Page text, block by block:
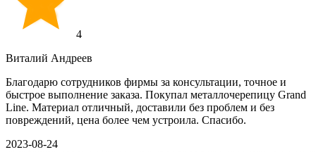
4
Виталий Андреев
Благодарю сотрудников фирмы за консультации, точное и
быстрое выполнение заказа. Покупал металлочерепицу Grand
Line. Материал отличный, доставили без проблем и без
повреждений, цена более чем устроила. Спасибо.
2023-08-24